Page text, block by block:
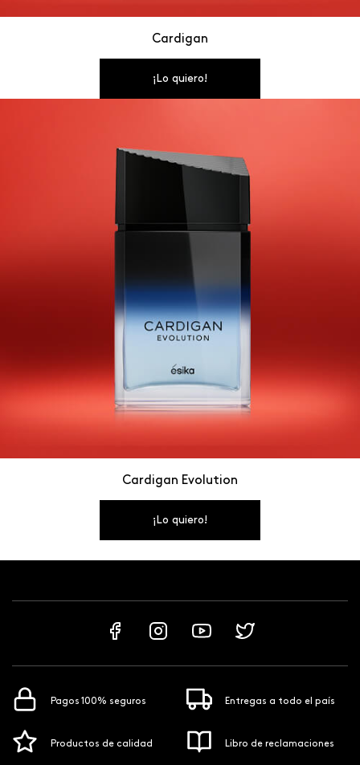
Cardigan
¡Lo quiero!
Cardigan Evolution
¡Lo quiero!
Pagos 100% seguros Entregas a todo el país
Productos de calidad Libro de reclamaciones